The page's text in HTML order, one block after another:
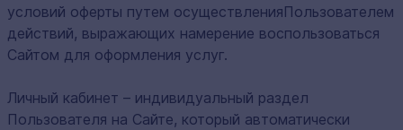
условий оферты путем осуществленияПользователем
действий, выражающих намерение воспользоваться
Сайтом для оформления услуг.
Личный кабинет – индивидуальный раздел
Пользователя на Сайте, который автоматически